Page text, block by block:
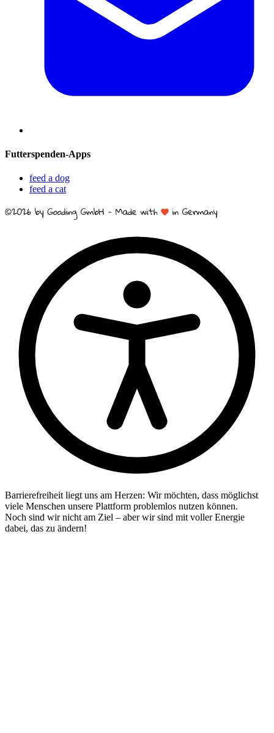
Futterspenden-Apps
feed a dog
feed a cat
Barrierefreiheit liegt uns am Herzen: Wir möchten, dass möglichst
viele Menschen unsere Plattform problemlos nutzen können.
Noch sind wir nicht am Ziel – aber wir sind mit voller Energie
dabei, das zu ändern!